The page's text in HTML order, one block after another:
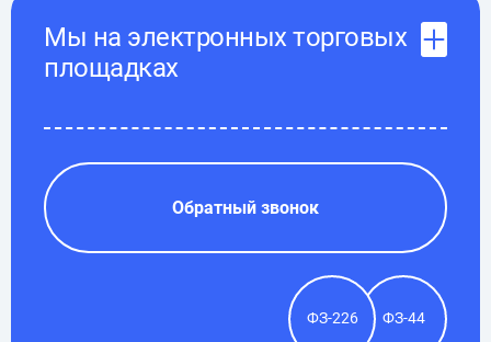
Мы на электронных торговых
площадках
Обратный звонок
ФЗ-226 ФЗ-44